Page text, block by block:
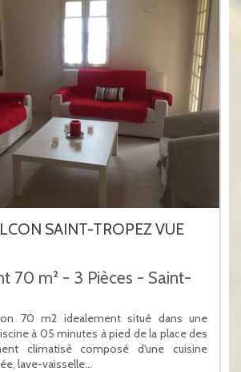
SAINT-TROPEZ VUE
70 m² - 3 Pièces - Saint-
70 m2 idealement situé dans une
à 05 minutes à pied de la place des
climatisé composé d'une cuisine
lave-vaisselle...